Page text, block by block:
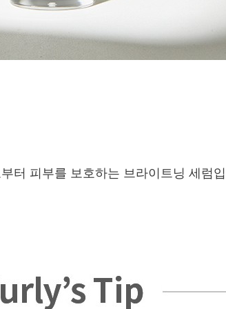
터 피부를 보호하는 브라이트닝 세럼